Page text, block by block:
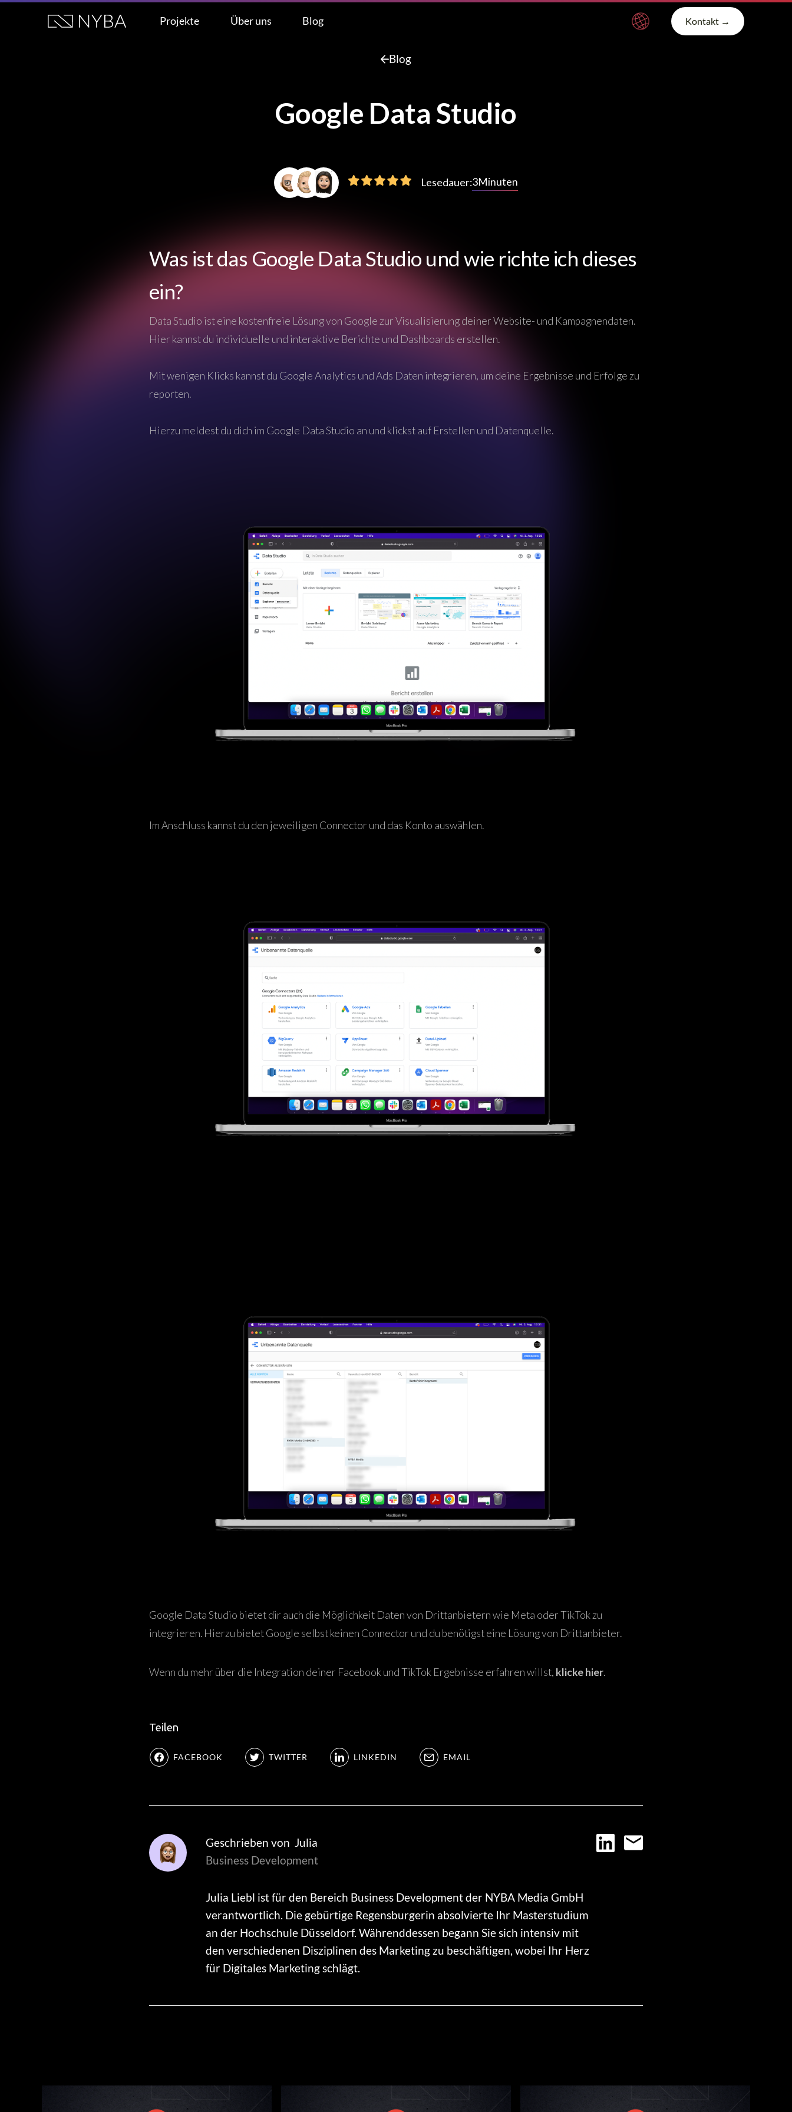
Projekte Über uns Blog Kontakt →
Blog
Google Data Studio
Lesedauer:3Minuten
Was ist das Google Data Studio und wie richte ich dieses
ein?
Data Studio ist eine kostenfreie Lösung von Google zur Visualisierung deiner Website- und Kampagnendaten.
Hier kannst du individuelle und interaktive Berichte und Dashboards erstellen.
Mit wenigen Klicks kannst du Google Analytics und Ads Daten integrieren, um deine Ergebnisse und Erfolge zu
reporten.
Hierzu meldest du dich im Google Data Studio an und klickst auf Erstellen und Datenquelle.
Im Anschluss kannst du den jeweiligen Connector und das Konto auswählen.
Google Data Studio bietet dir auch die Möglichkeit Daten von Drittanbietern wie Meta oder TikTok zu
integrieren. Hierzu bietet Google selbst keinen Connector und du benötigst eine Lösung von Drittanbieter.
Wenn du mehr über die Integration deiner Facebook und TikTok Ergebnisse erfahren willst, klicke hier.
Teilen
FACEBOOK TWITTER LINKEDIN EMAIL
Geschrieben von Julia
Business Development
Julia Liebl ist für den Bereich Business Development der NYBA Media GmbH
verantwortlich. Die gebürtige Regensburgerin absolvierte Ihr Masterstudium
an der Hochschule Düsseldorf. Währenddessen begann Sie sich intensiv mit
den verschiedenen Disziplinen des Marketing zu beschäftigen, wobei Ihr Herz
für Digitales Marketing schlägt.